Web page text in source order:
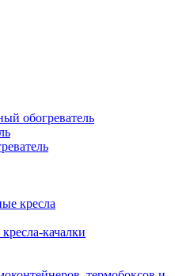
обогреватель
кресла
качалки